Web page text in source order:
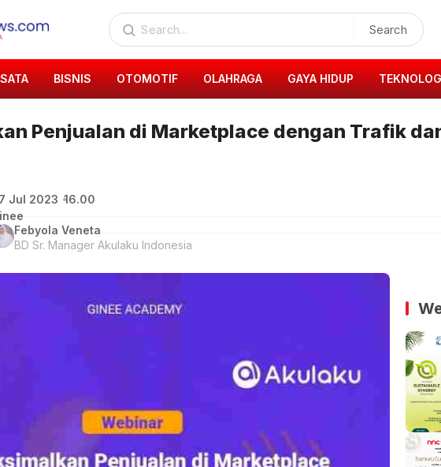
Search
BISNIS OTOMOTIF OLAHRAGA GAYA HIDUP
Penjualan di Marketplace dengan Trafik
Jul 2023 16.00
Febyola Veneta
BD Sr. Manager Akulaku Indonesia